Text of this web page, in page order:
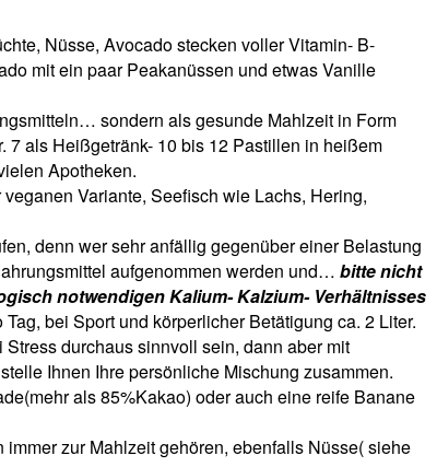
Nüsse, Avocado stecken voller Vitamin- B-
mit ein paar Peakanüssen und etwas Vanille
sondern als gesunde Mahlzeit in Form
als Heißgetränk- 10 bis 12 Pastillen in heißem
Apotheken.
Variante, Seefisch wie Lachs, Hering,
denn wer sehr anfällig gegenüber einer Belastung
aufgenommen werden und… bitte nicht
notwendigen Kalium- Kalzium- Verhältnisses
bei Sport und körperlicher Betätigung ca. 2 Liter.
durchaus sinnvoll sein, dann aber mit
Ihnen Ihre persönliche Mischung zusammen.
als 85%Kakao) oder auch eine reife Banane
zur Mahlzeit gehören, ebenfalls Nüsse( siehe